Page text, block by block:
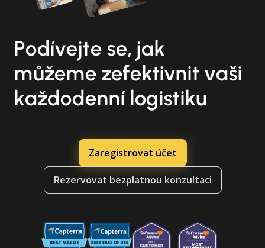
Podívejte se, jak
můžeme zefektivnit vaši
každodenní logistiku
Zaregistrovat účet
Rezervovat bezplatnou konzultaci